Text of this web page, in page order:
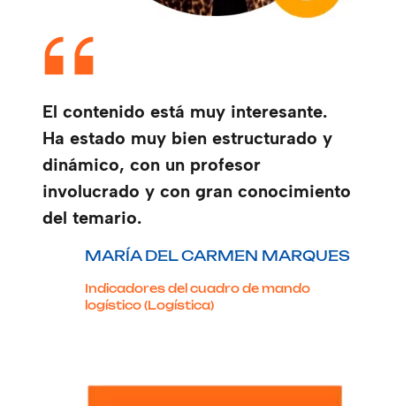
El contenido está muy interesante.
Ha estado muy bien estructurado y
dinámico, con un profesor
involucrado y con gran conocimiento
del temario.
MARÍA DEL CARMEN MARQUES
Indicadores del cuadro de mando
logístico (Logística)